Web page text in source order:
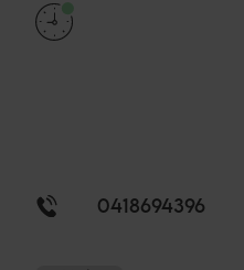
0418694396